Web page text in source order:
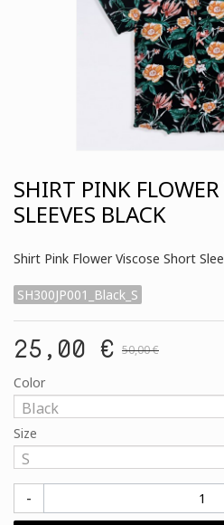
SHIRT PINK
SLEEVES BLACK
Shirt Pink Flower Viscose Short
SH300JP001_Black_S
25,00 € 50,00 €
Color
Size
-